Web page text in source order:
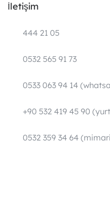
İletişim
444 21 05
0532 565 91 73
0533 063 94 14
+90 532 419 45 90 (yurt
0532 359 34 64